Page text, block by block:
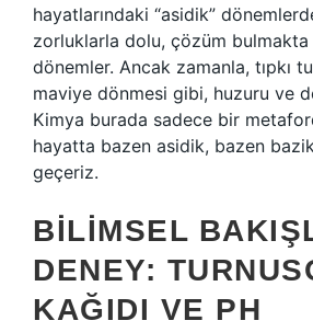
hayatlarındaki “asidik”
zorluklarla dolu, çözüm
dönemler. Ancak zamanla, tıpkı
maviye dönmesi gibi, huzuru ve
Kimya burada sadece bir
hayatta bazen asidik, bazen
geçeriz.
BILIMSEL
DENEY:
KAĞIDI VE PH